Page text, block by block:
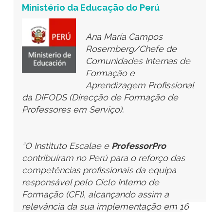
Fundação Dolores Sopeña
Pérez//Realizador
“O apoio recebido do
Instituto Escalae permitiu-
nos introduzir na escola
dois conceitos muito importantes na
renovação educativa: a inovação em sala
conhecimento entre professores.
No nosso caso, esta comunidade
materializou-se na plataforma
TeachersPRO, que nos tem dado não só
conhecimentos teóricos, mas também o